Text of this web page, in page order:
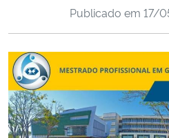
Ministério da Cidadania
Ministério de Minas e Energia
Ministério da Ciência, Tecnologia,
Publicado em 17/